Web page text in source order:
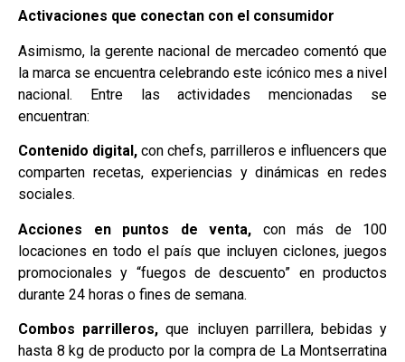
Activaciones que conectan con el consumidor
Asimismo, la gerente nacional de mercadeo comentó que
la marca se encuentra celebrando este icónico mes a nivel
nacional. Entre las actividades mencionadas se
encuentran:
Contenido digital, con chefs, parrilleros e influencers que
comparten recetas, experiencias y dinámicas en redes
sociales.
Acciones en puntos de venta, con más de 100
locaciones en todo el país que incluyen ciclones, juegos
promocionales y “fuegos de descuento” en productos
durante 24 horas o fines de semana.
Combos parrilleros, que incluyen parrillera, bebidas y
hasta 8 kg de producto por la compra de La Montserratina